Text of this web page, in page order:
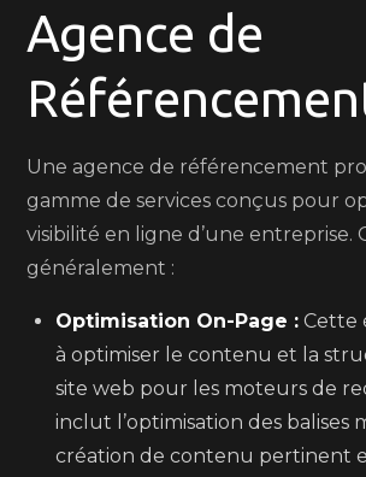
Agence de
Une agence de référencement
gamme de services conçus pour
visibilité en ligne d’une entreprise.
généralement :
Optimisation On-Page : Cette
à optimiser le contenu et la
site web pour les moteurs de
inclut l’optimisation des balises
création de contenu pertinent